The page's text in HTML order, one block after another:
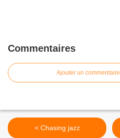
Commentaires
Ajouter un commentaire
< Chasing jazz